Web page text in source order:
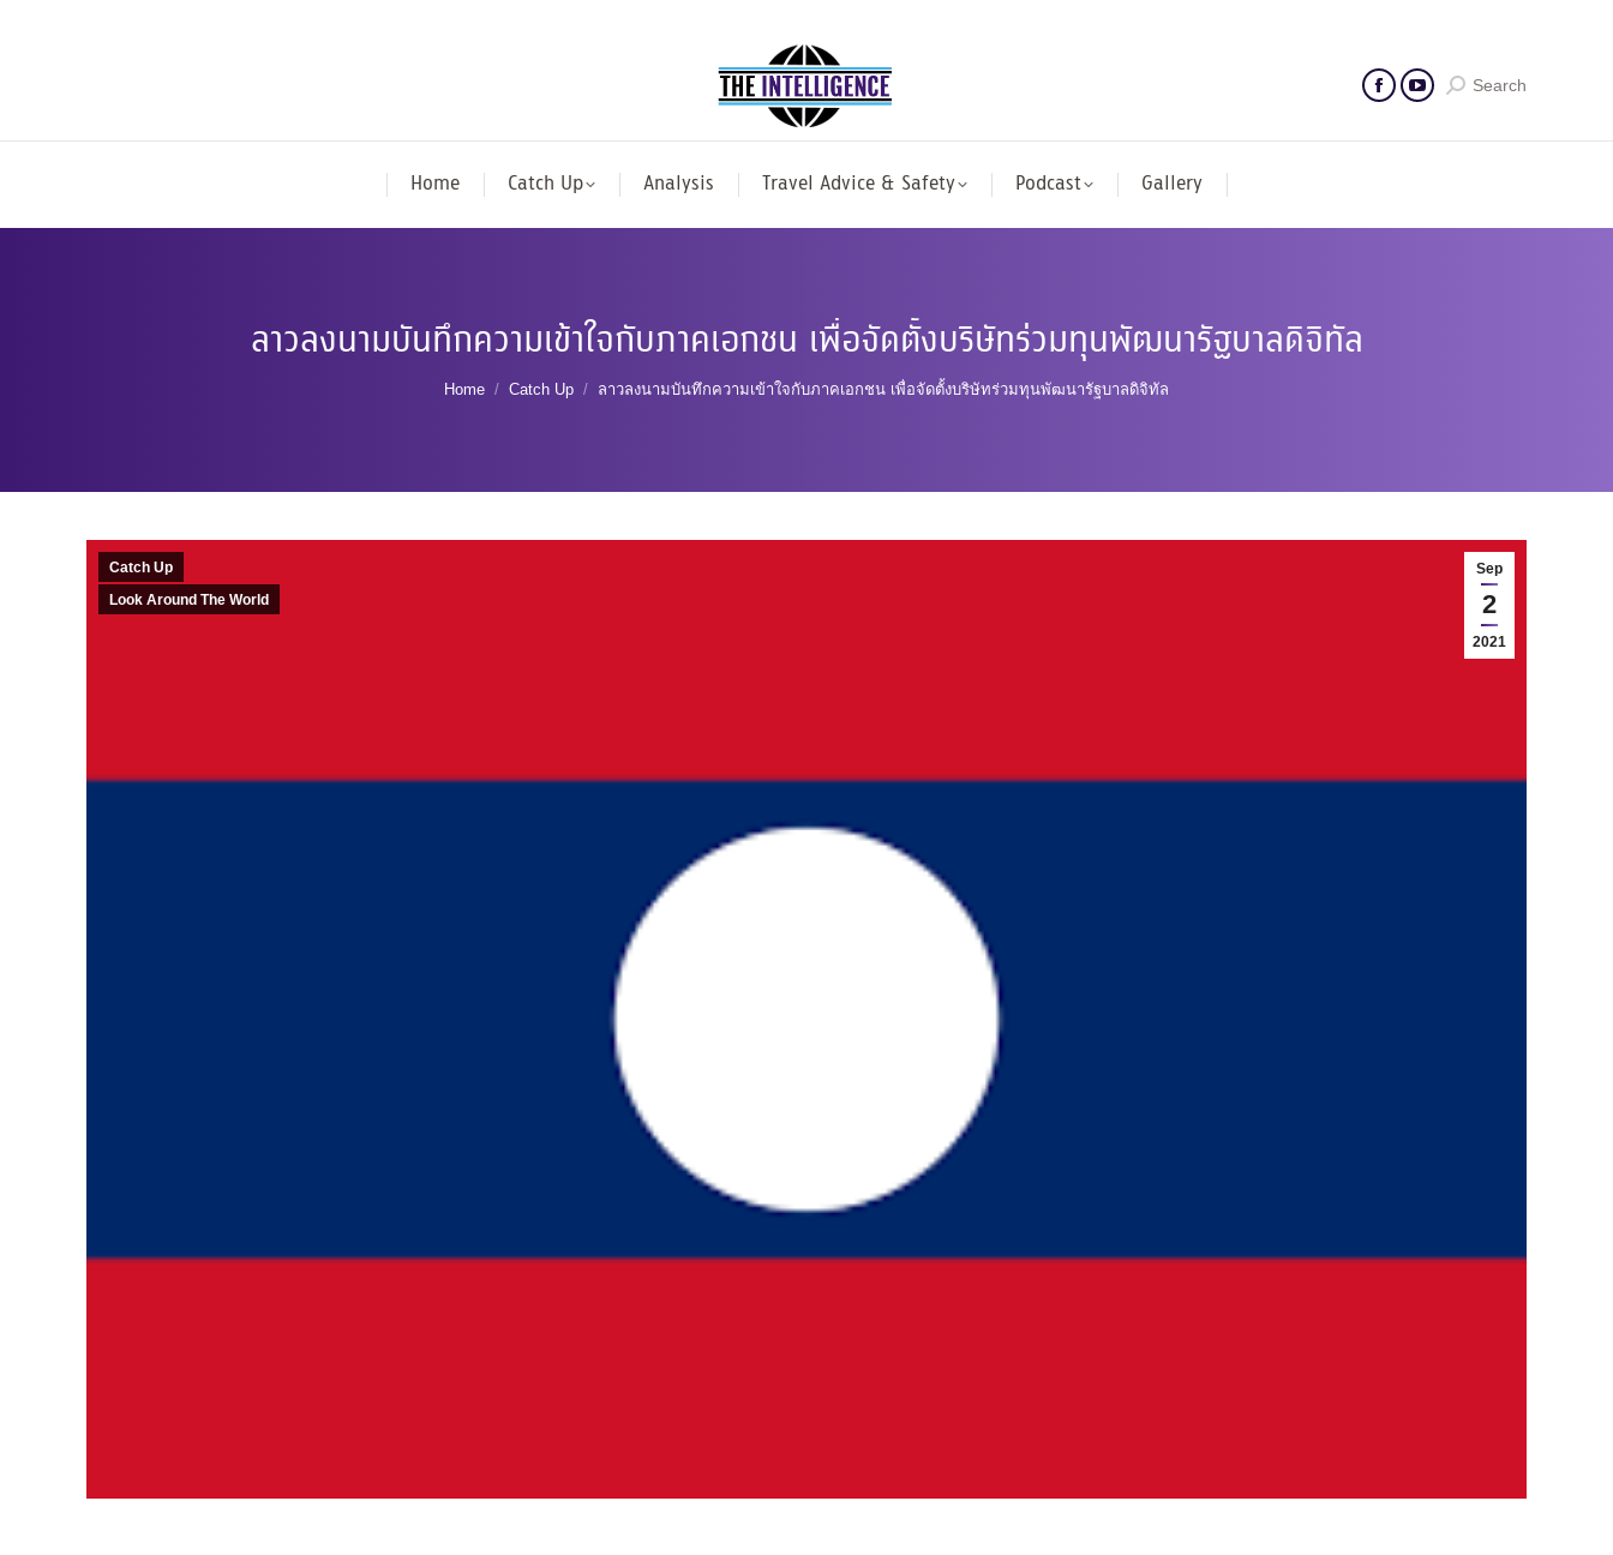
Search
Home Catch Up Analysis Travel Advice & Safety Podcast Gallery
ลาวลงนามบันทึกความเข้าใจกับภาคเอกชน เพื่อจัดตั้งบริษัทร่วมทุนพัฒนารัฐบาลดิจิทัล
You are here:
Home Catch Up ลาวลงนามบันทึกความเข้าใจกับภาคเอกชน เพื่อจัดตั้งบริษัทร่วมทุนพัฒนารัฐบาลดิจิทัล
Sep
2
2021
Catch Up
Look Around The World